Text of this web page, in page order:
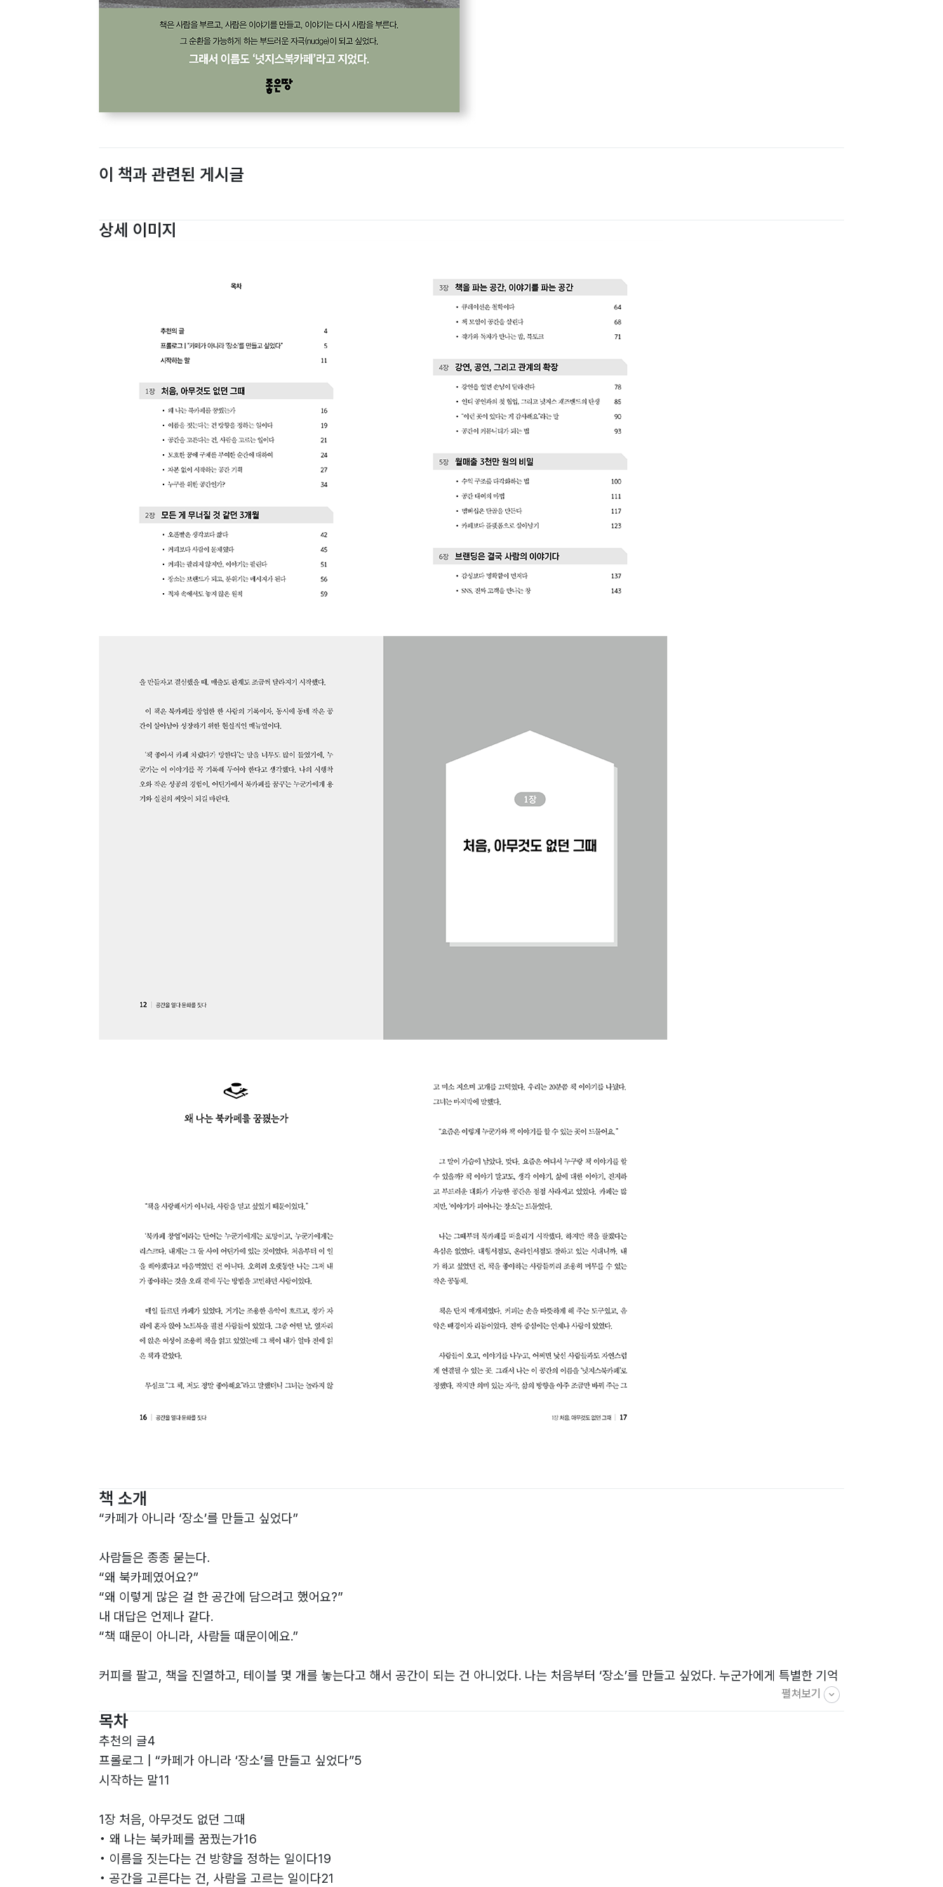
이 책과 관련된 게시글
상세 이미지
책 소개
“카페가 아니라 ‘장소’를 만들고 싶었다”
사람들은 종종 묻는다.
“왜 북카페였어요?”
“왜 이렇게 많은 걸 한 공간에 담으려고 했어요?”
내 대답은 언제나 같다.
“책 때문이 아니라, 사람들 때문이에요.”
커피를 팔고, 책을 진열하고, 테이블 몇 개를 놓는다고 해서 공간이 되는 건 아니었다. 나는 처음부터 ‘장소’를 만들고 싶었다. 누군가에게 특별한 기억
펼쳐보기
목차
추천의 글4
프롤로그 | “카페가 아니라 ‘장소’를 만들고 싶었다”5
시작하는 말11
1장 처음, 아무것도 없던 그때
• 왜 나는 북카페를 꿈꿨는가16
• 이름을 짓는다는 건 방향을 정하는 일이다19
• 공간을 고른다는 건, 사람을 고르는 일이다21